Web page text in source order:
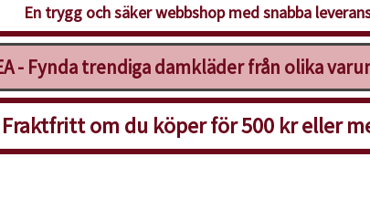
En trygg och säker webbshop med snabba
- Fynda trendiga damkläder från olika
Fraktfritt om du köper för 500 kr eller